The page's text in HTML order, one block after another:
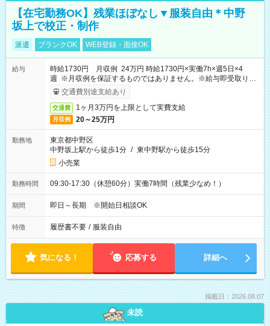
【在宅勤務OK】残業ほぼなし▼服装自由＊中野
坂上で校正・制作
派遣 ブランクOK WEB登録・面接OK
給与
時給1730円 月収例 24万円 時給1730円×実働7h×週5日×4
週 ※月収例を保証するものではありません。※給与即受取りサ
ービス利用可（利用条件有）
交通費別途支給あり
交通費 1ヶ月3万円を上限として実費支給
月収例 20～25万円
勤務地
東京都中野区
中野坂上駅から徒歩1分 / 東中野駅から徒歩15分
小売業
勤務時間 09:30-17:30（休憩60分）実働7時間（残業少なめ！）
期間 即日～長期 ※開始日相談OK
特徴 履歴書不要 / 服装自由
気になる！ 応募する 詳細へ
掲載日：2026.08.07
未読